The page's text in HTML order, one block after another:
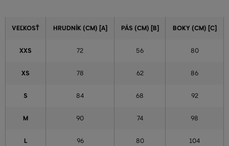
VEĽKOSŤ HRUDNÍK (CM) [A] PÁS (CM) [B] BOKY (CM) [C]
XXS 72 56 80
XS 78 62 86
S 84 68 92
M 90 74 98
L 96 80 104